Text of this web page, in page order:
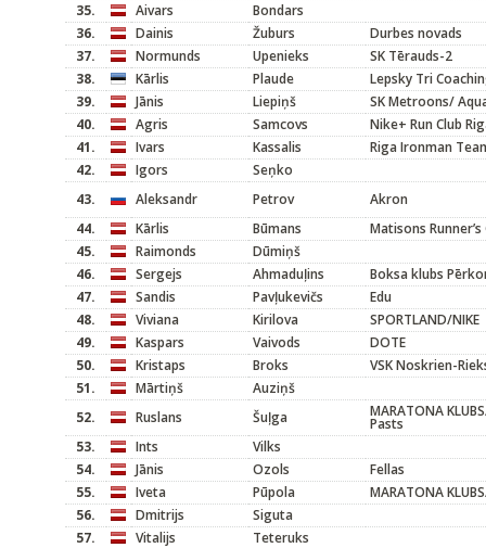
35.
Aivars
Bondars
36.
Dainis Žuburs
Durbes novads
37.
Normunds Upenieks
SK Tērauds-2
38.
Kārlis Plaude
Lepsky Tri
39.
Jānis Liepiņš
SK Metroons/
40.
Agris Samcovs
Nike+ Run Club
41.
Ivars Kassalis
Riga Ironman
42.
Igors
Seņko
43.
Aleksandr Petrov
Akron
44.
Kārlis Būmans
Matisons Runner’s
45.
Raimonds
Dūmiņš
46.
Sergejs Ahmaduļins
Boksa klubs
47.
Sandis Pavļukevičs
Edu
48.
Viviana Kirilova
SPORTLAND/NIKE
49.
Kaspars Vaivods
DOTE
50.
Kristaps Broks
VSK Noskrien-
51.
Mārtiņš
Auziņš
52.
Ruslans Šuļga MARATONA
Pasts
53.
Ints
Vilks
54.
Jānis Ozols
Fellas
55.
Iveta Pūpola
MARATONA
56.
Dmitrijs
Siguta
57.
Vitalijs
Teteruks